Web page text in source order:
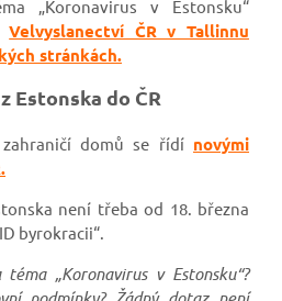
„Koronavirus v Estonsku“
Velvyslanectví ČR v Tallinnu
stránkách.
Estonska do ČR
domů se řídí novými
není třeba od 18. března
byrokracii“.
„Koronavirus v Estonsku“?